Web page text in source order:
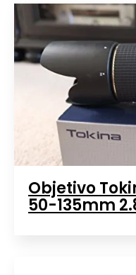
Objetivo
50-135mm